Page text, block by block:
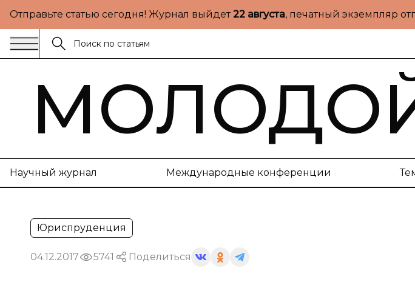
Отправьте статью сегодня! Журнал выйдет22 августа, печатный экземпляр
Научный журнал Международные конференции
Юриспруденция
04.12.2017 5741 Поделиться